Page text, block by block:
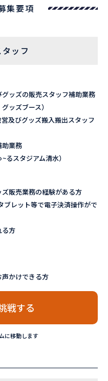
集要項
ッフ
ッズの販売スタッフ補助業務
ッズブース）
及びグッズ搬入搬出スタッフ
助業務
スタジアム清水）
販売業務の経験がある方
ブレット等で電子決済操作がで
る方
声かけできる方
戦する
に移動します